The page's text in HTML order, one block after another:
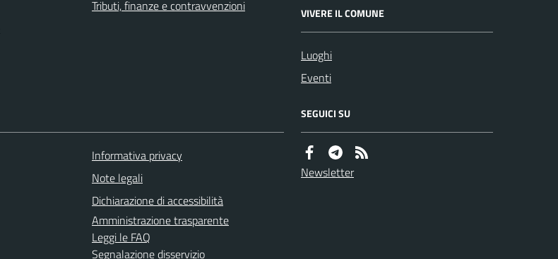
Tributi, finanze e contravvenzioni
VIVERE IL COMUNE
Luoghi
Eventi
Informativa privacy
Note legali
Dichiarazione di accessibilità
Amministrazione trasparente
Leggi le FAQ
Segnalazione disservizio
SEGUICI SU
Newsletter